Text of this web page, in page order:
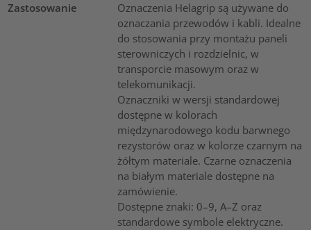
Zastosowanie
Oznaczenia Helagrip są używane do
oznaczania przewodów i kabli. Idealne
do stosowania przy montażu paneli
sterowniczych i rozdzielnic, w
transporcie masowym oraz w
telekomunikacji.
Oznaczniki w wersji standardowej
dostępne w kolorach
międzynarodowego kodu barwnego
rezystorów oraz w kolorze czarnym na
żółtym materiale. Czarne oznaczenia
na białym materiale dostępne na
zamówienie.
Dostępne znaki: 0–9, A–Z oraz
standardowe symbole elektryczne.